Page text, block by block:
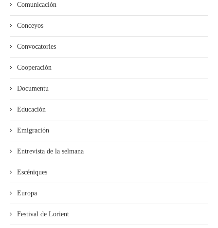
Comunicación
Conceyos
Convocatories
Cooperación
Documentu
Educación
Emigración
Entrevista de la selmana
Escéniques
Europa
Festival de Lorient